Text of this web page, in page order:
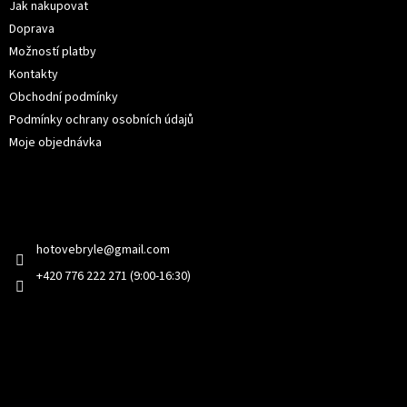
Jak nakupovat
Doprava
Možností platby
Kontakty
Obchodní podmínky
Podmínky ochrany osobních údajů
Moje objednávka
hotovebryle@gmail.com
+420 776 222 271 (9:00-16:30)